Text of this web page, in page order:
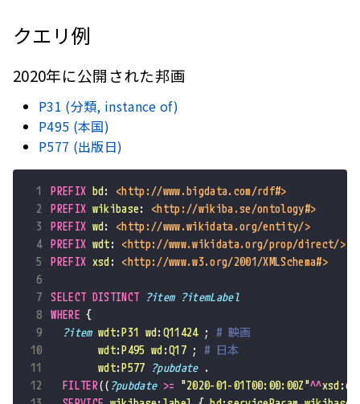
クエリ例
2020年に公開された邦画
P31 (分類, instance of)
P495 (本国)
P577 (出版日)
1 PREFIX bd:
<http://www.bigdata.com/rdf#>
2
PREFIX wikibase:
<http://wikiba.se/ontology#>
3
PREFIX wd:
<http://www.wikidata.org/entity/>
4
PREFIX wdt: <http://www.wikidata.org/prop/direct/>
5
PREFIX xsd: <http://www.w3.org/2001/XMLSchema#>
6
7
SELECT DISTINCT ?item ?itemLabel
8
WHERE {
9
?item wdt:P31 wd:Q11424 ;
# 映画
10
wdt:P495 wd:Q17 ;
# 日本
11
wdt:P577 ?pubdate .
12
FILTER(( ?pubdate >= "2020-01-01T00:00:00Z"^^xsd: